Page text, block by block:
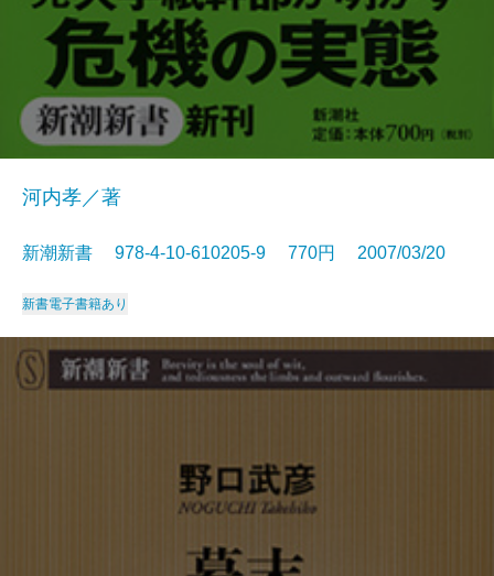
河内孝／著
新潮新書 978-4-10-610205-9 770円 2007/03/20
新書電子書籍あり